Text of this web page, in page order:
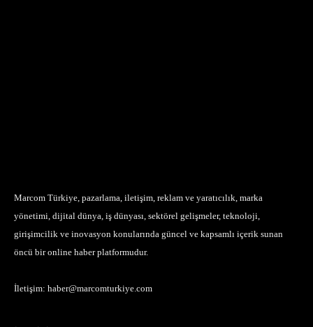
Marcom Türkiye, pazarlama, iletişim, reklam ve yaratıcılık, marka
yönetimi, dijital dünya, iş dünyası, sektörel gelişmeler, teknoloji,
girişimcilik ve inovasyon konularında güncel ve kapsamlı içerik sunan
öncü bir online haber platformudur.
İletişim: haber@marcomturkiye.com